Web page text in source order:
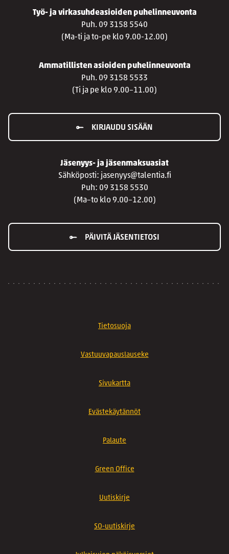
Työ- ja virkasuhdeasioiden puhelinneuvonta
Puh. 09 3158 5540
(Ma-ti ja to-pe klo 9.00-12.00)
Ammatillisten asioiden puhelinneuvonta
Puh. 09 3158 5533
(Ti ja pe klo 9.00–11.00)
KIRJAUDU SISÄÄN
Jäsenyys- ja jäsenmaksuasiat
Sähköposti: jasenyys@talentia.fi
Puh: 09 3158 5530
(Ma–to klo 9.00–12.00)
PÄIVITÄ JÄSENTIETOSI
Tietosuoja
Vastuuvapauslauseke
Sivukartta
Evästekäytännöt
Palaute
Green Office
Uutiskirje
SO-uutiskirje